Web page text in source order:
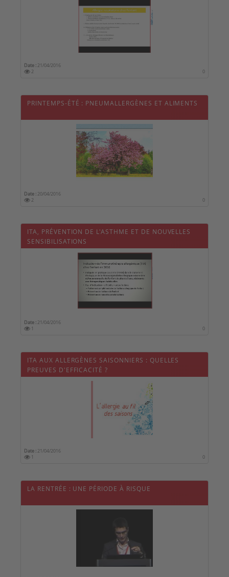
Date : 21/04/2016
2
0
PRINTEMPS-ÉTÉ : PNEUMALLERGÈNES ET ALIMENTS
Date : 20/04/2016
2
0
ITA, PRÉVENTION DE L'ASTHME ET DE NOUVELLES
SENSIBILISATIONS
Date : 21/04/2016
1
0
ITA AUX ALLERGÈNES SAISONNIERS : QUELLES
PREUVES D'EFFICACITÉ ?
Date : 21/04/2016
1
0
LA RENTRÉE : UNE PÉRIODE À RISQUE